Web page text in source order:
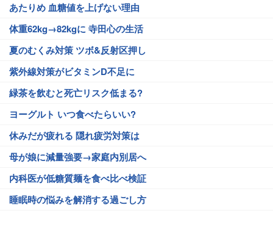
あたりめ 血糖値を上げない理由
体重62kg→82kgに 寺田心の生活
夏のむくみ対策 ツボ&反射区押し
紫外線対策がビタミンD不足に
緑茶を飲むと死亡リスク低まる?
ヨーグルト いつ食べたらいい?
休みだが疲れる 隠れ疲労対策は
母が娘に減量強要→家庭内別居へ
内科医が低糖質麺を食べ比べ検証
睡眠時の悩みを解消する過ごし方